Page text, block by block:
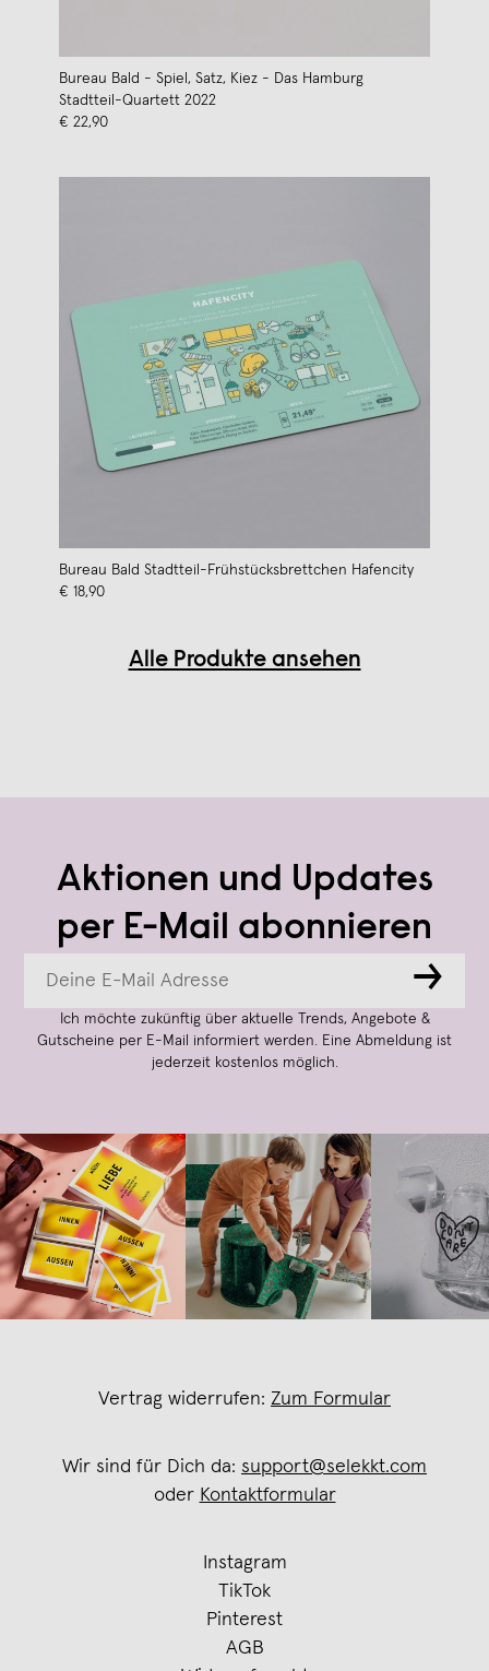
Bureau Bald - Spiel, Satz, Kiez - Das Hamburg
Stadtteil-Quartett 2022
€ 22,90
Bureau Bald Stadtteil-Frühstücksbrettchen Hafencity
€ 18,90
Alle Produkte ansehen
Aktionen und Updates
per E-Mail abonnieren
→
Ich möchte zukünftig über aktuelle Trends, Angebote &
Gutscheine per E-Mail informiert werden. Eine Abmeldung ist
jederzeit kostenlos möglich.
Vertrag widerrufen: Zum Formular
Wir sind für Dich da: support@selekkt.com
oder Kontaktformular
Instagram
TikTok
Pinterest
AGB